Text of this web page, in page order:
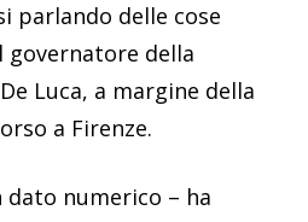
parlando delle cose
della
Luca, a margine della
a Firenze.
dato numerico – ha